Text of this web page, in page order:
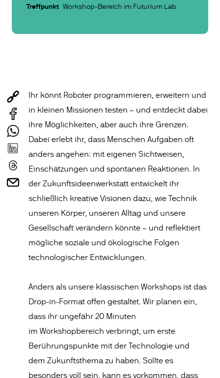
Treffpunkt Workshop-Bereich im Futurium Lab
Ihr könnt Roboter programmieren, erweitern und
in kleinen Missionen testen – und entdeckt dabei
ihre Möglichkeiten, aber auch ihre Grenzen.
Dabei erlebt ihr, dass Menschen Aufgaben oft
anders angehen: mit eigenen Sichtweisen,
Einschätzungen und spontanen Reaktionen. In
der Zukunftsideenwerkstatt entwickelt ihr
schließlich kreative Visionen dazu, wie Technik
unseren Körper, unseren Alltag und unsere
Gesellschaft verändern könnte – und reflektiert
mögliche soziale und ökologische Folgen
technologischer Entwicklungen.
Anders als unsere klassischen Workshops ist das
Drop-in-Format offen gestaltet. Wir planen ein,
dass ihr ungefähr 20 Minuten
im Workshopbereich verbringt, um erste
Berührungspunkte mit der Technologie und
dem Zukunftsthema zu haben. Sollte es
besonders voll sein, kann es vorkommen, dass